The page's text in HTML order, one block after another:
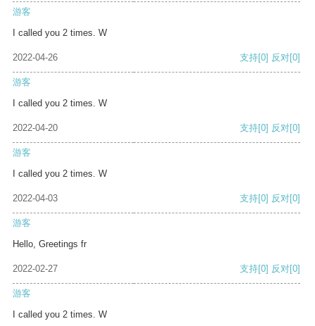
游客
I called you 2 times. W
2022-04-26 支持[0] 反对[0]
游客
I called you 2 times. W
2022-04-20 支持[0] 反对[0]
游客
I called you 2 times. W
2022-04-03 支持[0] 反对[0]
游客
Hello, Greetings fr
2022-02-27 支持[0] 反对[0]
游客
I called you 2 times. W